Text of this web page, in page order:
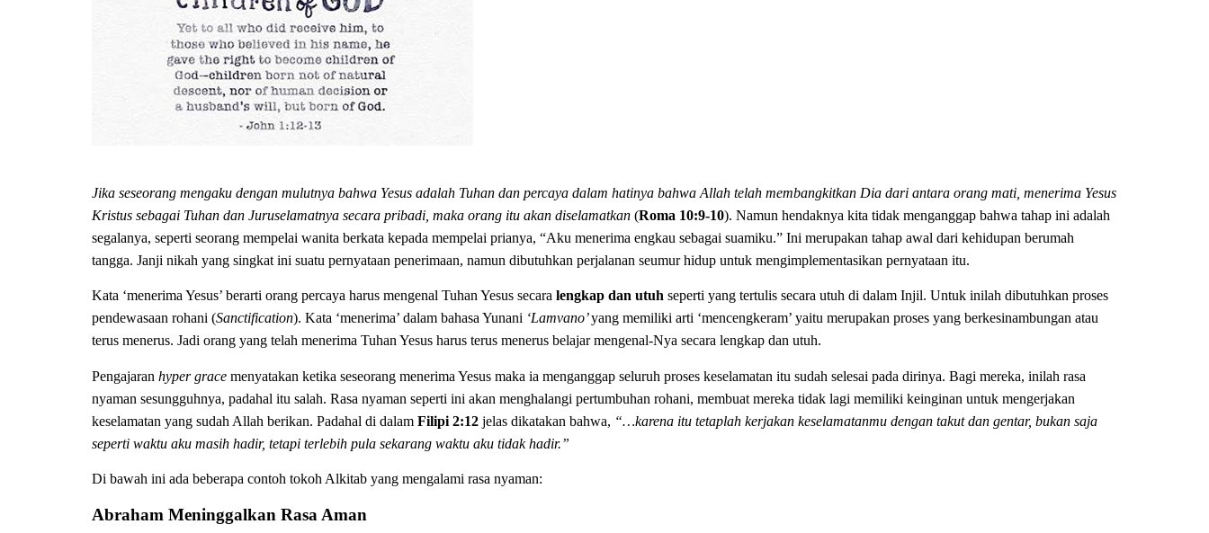
Jika seseorang mengaku dengan mulutnya bahwa Yesus adalah Tuhan dan percaya dalam hatinya bahwa Allah telah membangkitkan Dia dari antara orang mati, menerima Yesus
Kristus sebagai Tuhan dan Juruselamatnya secara pribadi, maka orang itu akan diselamatkan (Roma 10:9-10). Namun hendaknya kita tidak menganggap bahwa tahap ini adalah
segalanya, seperti seorang mempelai wanita berkata kepada mempelai prianya, “Aku menerima engkau sebagai suamiku.” Ini merupakan tahap awal dari kehidupan berumah
tangga. Janji nikah yang singkat ini suatu pernyataan penerimaan, namun dibutuhkan perjalanan seumur hidup untuk mengimplementasikan pernyataan itu.
Kata ‘menerima Yesus’ berarti orang percaya harus mengenal Tuhan Yesus secara lengkap dan utuh seperti yang tertulis secara utuh di dalam Injil. Untuk inilah dibutuhkan proses
pendewasaan rohani (Sanctification). Kata ‘menerima’ dalam bahasa Yunani ‘Lamvano’yang memiliki arti ‘mencengkeram’ yaitu merupakan proses yang berkesinambungan atau
terus menerus. Jadi orang yang telah menerima Tuhan Yesus harus terus menerus belajar mengenal-Nya secara lengkap dan utuh.
Pengajaran hyper grace menyatakan ketika seseorang menerima Yesus maka ia menganggap seluruh proses keselamatan itu sudah selesai pada dirinya. Bagi mereka, inilah rasa
nyaman sesungguhnya, padahal itu salah. Rasa nyaman seperti ini akan menghalangi pertumbuhan rohani, membuat mereka tidak lagi memiliki keinginan untuk mengerjakan
keselamatan yang sudah Allah berikan. Padahal di dalam Filipi 2:12 jelas dikatakan bahwa, “…karena itu tetaplah kerjakan keselamatanmu dengan takut dan gentar, bukan saja
seperti waktu aku masih hadir, tetapi terlebih pula sekarang waktu aku tidak hadir.”
Di bawah ini ada beberapa contoh tokoh Alkitab yang mengalami rasa nyaman:
Abraham Meninggalkan Rasa Aman